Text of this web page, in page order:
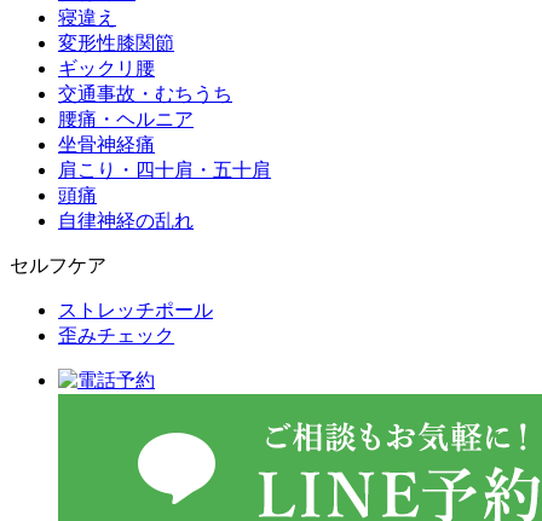
寝違え
変形性膝関節
ギックリ腰
交通事故・むちうち
腰痛・ヘルニア
坐骨神経痛
肩こり・四十肩・五十肩
頭痛
自律神経の乱れ
セルフケア
ストレッチポール
歪みチェック